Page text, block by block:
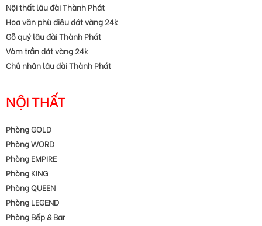
Nội thất lâu đài Thành Phát
Hoa văn phù điêu dát vàng 24k
Gỗ quý lâu đài Thành Phát
Vòm trần dát vàng 24k
Chủ nhân lâu đài Thành Phát
NỘI THẤT
Phòng GOLD
Phòng WORD
Phòng EMPIRE
Phòng KING
Phòng QUEEN
Phòng LEGEND
Phòng Bếp & Bar